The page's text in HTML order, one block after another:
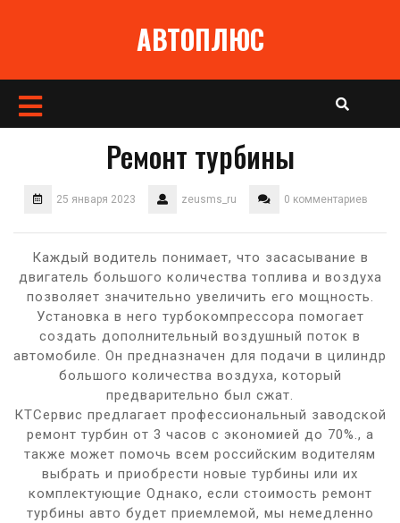
АВТОПЛЮС
Кнопка
ОткрытьРемонт турбины
25 января 2023 zeusms_ru 0 комментариев
Каждый водитель понимает, что засасывание в
двигатель большого количества топлива и воздуха
позволяет значительно увеличить его мощность.
Установка в него турбокомпрессора помогает
создать дополнительный воздушный поток в
автомобиле. Он предназначен для подачи в цилиндр
большого количества воздуха, который
предварительно был сжат.
КТСервис предлагает профессиональный заводской
ремонт турбин от 3 часов с экономией до 70%., а
также может помочь всем российским водителям
выбрать и приобрести новые турбины или их
комплектующие Однако, если стоимость ремонт
турбины авто будет приемлемой, мы немедленно